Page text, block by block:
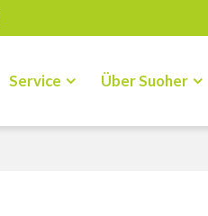
Service Über Suoher